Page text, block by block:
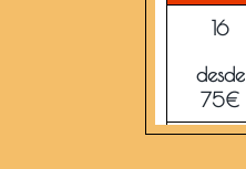
16
desde
75€